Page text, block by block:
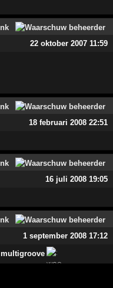
22 oktober 2007 11:59
18 februari 2008 22:51
16 juli 2008 19:05
1 september 2008 17:12
multigroove